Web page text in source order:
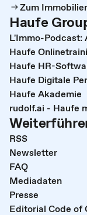
Zum
Haufe
L'Immo-Podcast:
Haufe
Haufe HR-
Haufe Digitale
Haufe Akademie
rudolf.ai - Haufe
RSS
Newsletter
FAQ
Mediadaten
Presse
Editorial Code of